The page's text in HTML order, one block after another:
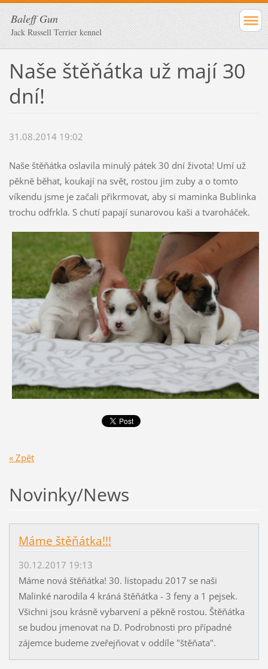
Baleff Gun
Jack Russell Terrier kennel
Naše štěňátka už mají 30
dní!
31.08.2014 19:02
Naše štěňátka oslavila minulý pátek 30 dní života! Umí už
pěkně běhat, koukají na svět, rostou jim zuby a o tomto
víkendu jsme je začali přikrmovat, aby si maminka Bublinka
trochu odfrkla. S chutí papají sunarovou kaši a tvaroháček.
« Zpět
Novinky/News
Máme štěňátka!!!
30.12.2017 19:13
Máme nová štěňátka! 30. listopadu 2017 se naši
Malinké narodila 4 kráná štěňátka - 3 feny a 1 pejsek.
Všichni jsou krásně vybarvení a pěkně rostou. Štěňátka
se budou jmenovat na D. Podrobnosti pro případné
zájemce budeme zveřejňovat v oddíle "štěňata".